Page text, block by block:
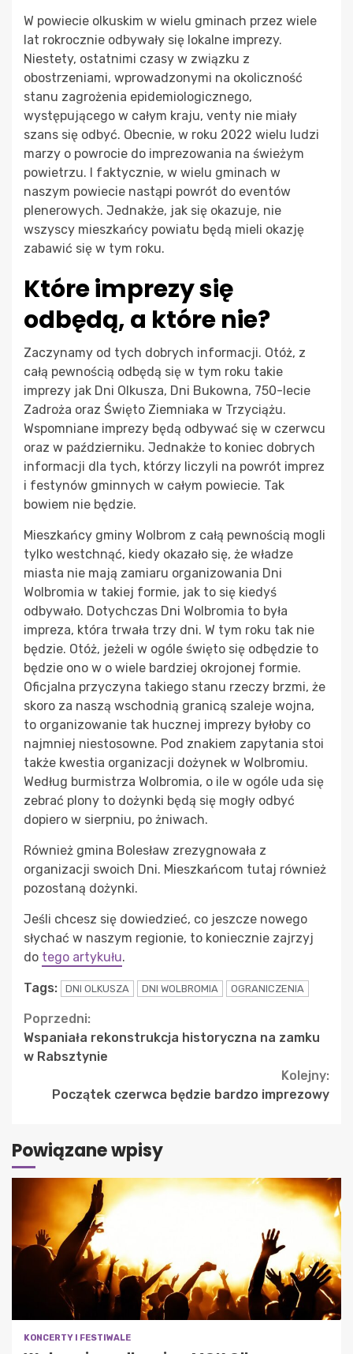
W powiecie olkuskim w wielu gminach przez wiele
lat rokrocznie odbywały się lokalne imprezy.
Niestety, ostatnimi czasy w związku z
obostrzeniami, wprowadzonymi na okoliczność
stanu zagrożenia epidemiologicznego,
występującego w całym kraju, venty nie miały
szans się odbyć. Obecnie, w roku 2022 wielu ludzi
marzy o powrocie do imprezowania na świeżym
powietrzu. I faktycznie, w wielu gminach w
naszym powiecie nastąpi powrót do eventów
plenerowych. Jednakże, jak się okazuje, nie
wszyscy mieszkańcy powiatu będą mieli okazję
zabawić się w tym roku.
Które imprezy się
odbędą, a które nie?
Zaczynamy od tych dobrych informacji. Otóż, z
całą pewnością odbędą się w tym roku takie
imprezy jak Dni Olkusza, Dni Bukowna, 750-lecie
Zadroża oraz Święto Ziemniaka w Trzyciążu.
Wspomniane imprezy będą odbywać się w czerwcu
oraz w październiku. Jednakże to koniec dobrych
informacji dla tych, którzy liczyli na powrót imprez
i festynów gminnych w całym powiecie. Tak
bowiem nie będzie.
Mieszkańcy gminy Wolbrom z całą pewnością mogli
tylko westchnąć, kiedy okazało się, że władze
miasta nie mają zamiaru organizowania Dni
Wolbromia w takiej formie, jak to się kiedyś
odbywało. Dotychczas Dni Wolbromia to była
impreza, która trwała trzy dni. W tym roku tak nie
będzie. Otóż, jeżeli w ogóle święto się odbędzie to
będzie ono w o wiele bardziej okrojonej formie.
Oficjalna przyczyna takiego stanu rzeczy brzmi, że
skoro za naszą wschodnią granicą szaleje wojna,
to organizowanie tak hucznej imprezy byłoby co
najmniej niestosowne. Pod znakiem zapytania stoi
także kwestia organizacji dożynek w Wolbromiu.
Według burmistrza Wolbromia, o ile w ogóle uda się
zebrać plony to dożynki będą się mogły odbyć
dopiero w sierpniu, po żniwach.
Również gmina Bolesław zrezygnowała z
organizacji swoich Dni. Mieszkańcom tutaj również
pozostaną dożynki.
Jeśli chcesz się dowiedzieć, co jeszcze nowego
słychać w naszym regionie, to koniecznie zajrzyj
do tego artykułu.
Tags: DNI OLKUSZA DNI WOLBROMIA OGRANICZENIA
Continue
Reading
Poprzedni:
Wspaniała rekonstrukcja historyczna na zamku
w Rabsztynie
Kolejny:
Początek czerwca będzie bardzo imprezowy
Powiązane wpisy
KONCERTY I FESTIWALE